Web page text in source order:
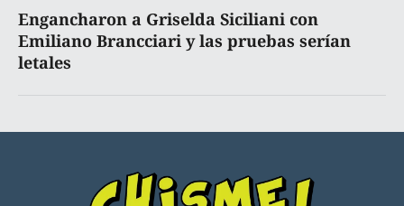
Engancharon a Griselda Siciliani con
Emiliano Brancciari y las pruebas serían
letales